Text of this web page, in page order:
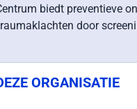
biedt preventieve
door
ORGANISATIE